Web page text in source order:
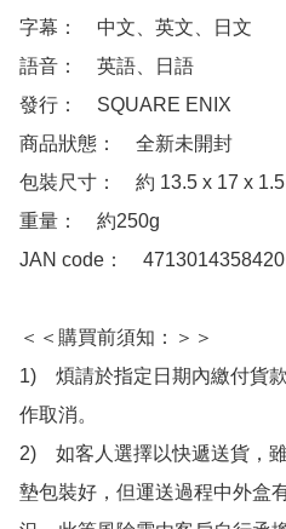
字幕：　中文、英文、日文
語音：　英語、日語
發行：　SQUARE ENIX
商品狀態：　全新未開封
包裝尺寸：　約 13.5 x 17 x
重量：　約250g
JAN code：　4713014358420
＜＜購買前須知：＞＞
1)　煩請於指定日期內繳付貨
作取消。
2)　如客人選擇以快遞送貨，
墊包裝好，但運送過程中外盒